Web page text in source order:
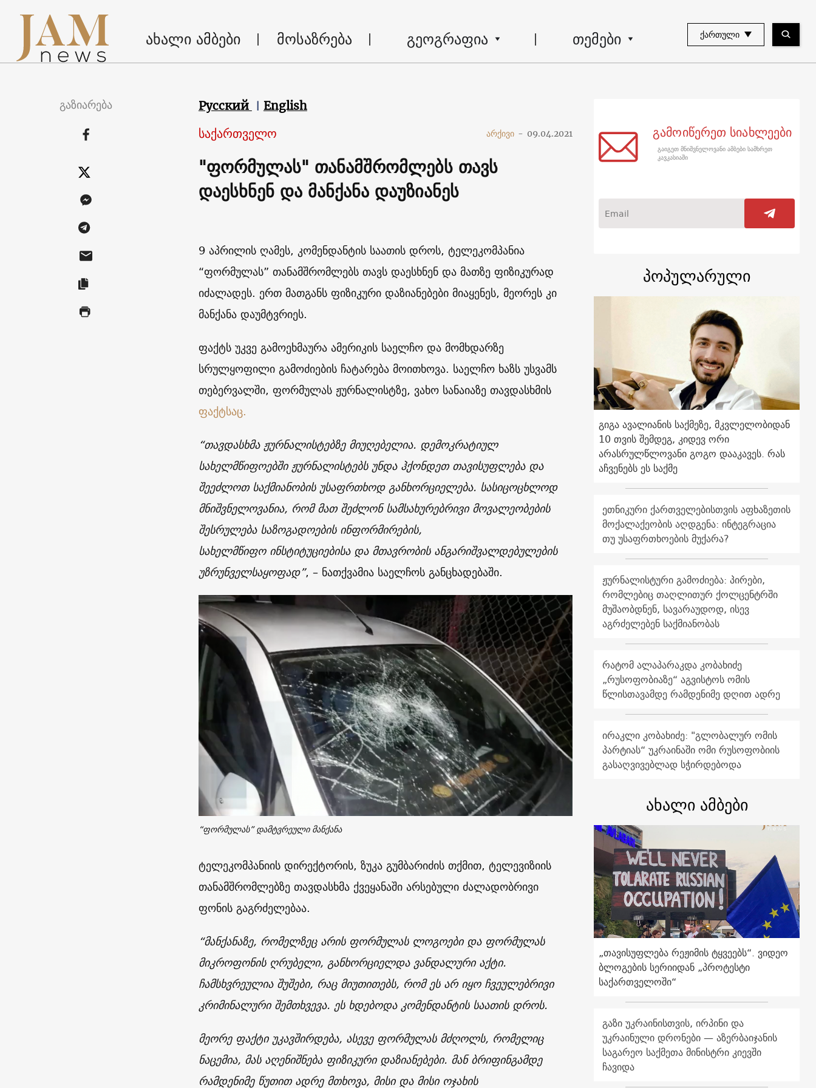
ახალი ამბები მოსაზრება გეოგრაფია თემები ᲥᲐᲠᲗᲣᲚᲘ
გაზიარება Русский English
საქართველო არქივი - 09.04.2021
"ფორმულას" თანამშრომლებს თავს
დაესხნენ და მანქანა დაუზიანეს
9 აპრილის ღამეს, კომენდანტის საათის დროს, ტელეკომპანია
“ფორმულას” თანამშრომლებს თავს დაესხნენ და მათზე ფიზიკურად
იძალადეს. ერთ მათგანს ფიზიკური დაზიანებები მიაყენეს, მეორეს კი
მანქანა დაუმტვრიეს.
ფაქტს უკვე გამოეხმაურა ამერიკის საელჩო და მომხდარზე
სრულყოფილი გამოძიების ჩატარება მოითხოვა. საელჩო ხაზს უსვამს
თებერვალში, ფორმულას ჟურნალისტზე, ვახო სანაიაზე თავდასხმის
ფაქტსაც.
“თავდასხმა ჟურნალისტებზე მიუღებელია. დემოკრატიულ
სახელმწიფოებში ჟურნალისტებს უნდა ჰქონდეთ თავისუფლება და
შეეძლოთ საქმიანობის უსაფრთხოდ განხორციელება. სასიცოცხლოდ
მნიშვნელოვანია, რომ მათ შეძლონ სამსახურებრივი მოვალეობების
შესრულება საზოგადოების ინფორმირების,
სახელმწიფო ინსტიტუციებისა და მთავრობის ანგარიშვალდებულების
უზრუნველსაყოფად”, – ნათქვამია საელჩოს განცხადებაში.
“ფორმულას” დამტვრეული მანქანა
ტელეკომპანიის დირექტორის, ზუკა გუმბარიძის თქმით, ტელევიზიის
თანამშრომლებზე თავდასხმა ქვეყანაში არსებული ძალადობრივი
ფონის გაგრძელებაა.
“მანქანაზე, რომელზეც არის ფორმულას ლოგოები და ფორმულას
მიკროფონის ღრუბელი, განხორციელდა ვანდალური აქტი.
ჩამსხვრეულია შუშები, რაც მიუთითებს, რომ ეს არ იყო ჩვეულებრივი
კრიმინალური შემთხვევა. ეს ხდებოდა კომენდანტის საათის დროს.
მეორე ფაქტი უკავშირდება, ასევე ფორმულას მძღოლს, რომელიც
ნაცემია, მას აღენიშნება ფიზიკური დაზიანებები. მან ბრიფინგამდე
რამდენიმე წუთით ადრე მთხოვა, მისი და მისი ოჯახის
გამოიწერეთ სიახლეები
გაიგეთ მნიშვნელოვანი ამბები სამხრეთ
კავკასიაში
პოპულარული
გიგა ავალიანის საქმეზე, მკვლელობიდან
10 თვის შემდეგ, კიდევ ორი
არასრულწლოვანი გოგო დააკავეს. რას
აჩვენებს ეს საქმე
ეთნიკური ქართველებისთვის აფხაზეთის
მოქალაქეობის აღდგენა: ინტეგრაცია
თუ უსაფრთხოების მუქარა?
ჟურნალისტური გამოძიება: პირები,
რომლებიც თაღლითურ ქოლცენტრში
მუშაობდნენ, სავარაუდოდ, ისევ
აგრძელებენ საქმიანობას
რატომ ალაპარაკდა კობახიძე
„რუსოფობიაზე“ აგვისტოს ომის
წლისთავამდე რამდენიმე დღით ადრე
ირაკლი კობახიძე: "გლობალურ ომის
პარტიას“ უკრაინაში ომი რუსოფობიის
გასაღვივებლად სჭირდებოდა
ახალი ამბები
„თავისუფლება რეჟიმის ტყვეებს“. ვიდეო
ბლოგების სერიიდან „პროტესტი
საქართველოში“
გაზი უკრაინისთვის, ირპინი და
უკრაინული დრონები — აზერბაიჯანის
საგარეო საქმეთა მინისტრი კიევში
ჩავიდა